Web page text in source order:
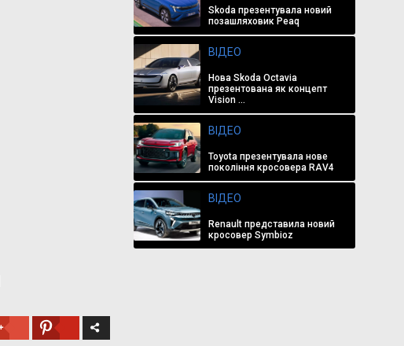
Skoda презентувала новий
позашляховик Peaq
ВІДЕО
Нова Skoda Octavia
презентована як концепт
Vision ...
ВІДЕО
Toyota презентувала нове
покоління кросовера RAV4
ВІДЕО
Renault представила новий
кросовер Symbioz